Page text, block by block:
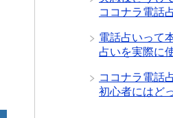
ココナラ電話
電話占いって
占いを実際に
ココナラ電話
初心者にはど